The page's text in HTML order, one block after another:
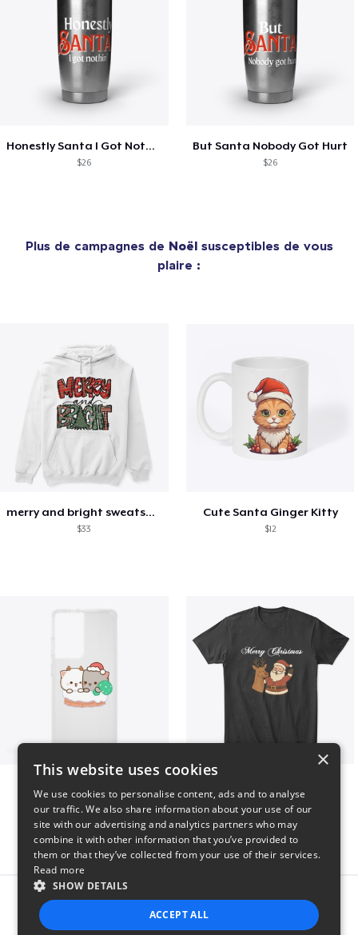
Honestly Santa I Got Nothin'
$26
But Santa Nobody Got Hurt
$26
Plus de campagnes de Noëlsusceptibles de vous
plaire :
merry and bright sweatshirt christmas
$33
Cute Santa Ginger Kitty
$12
$26 $24
Report this product
×
This website uses cookies
We use cookies to personalise content, ads and to analyse
our traffic. We also share information about your use of our
site with our advertising and analytics partners who may
combine it with other information that you’ve provided to
them or that they’ve collected from your use of their services.
Read more
SHOW DETAILS
ACCEPT ALL